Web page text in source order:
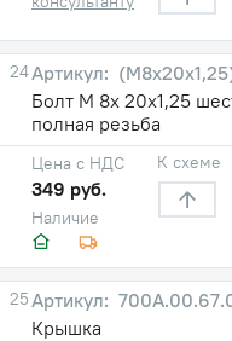
24
Болт М 8х 20х1,25
полная резьба
Наличие
Цена с НДС
349 руб.
К схеме
25
Крышка